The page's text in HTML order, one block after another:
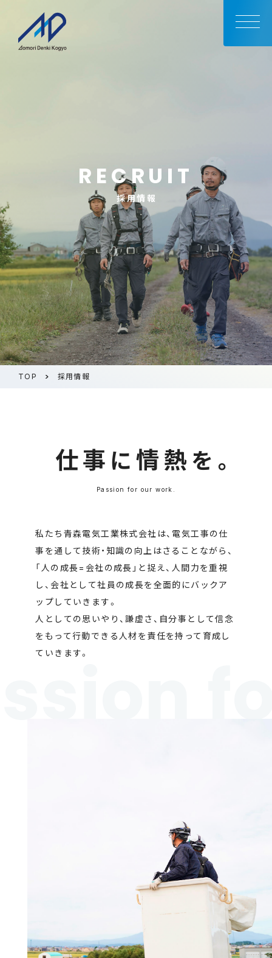
RECRUIT
採用情報
TOP 採用情報
仕事 に情熱 を。
Passion for our work.
私たち青森電気工業株式会社は、電気工事の仕
事を通して技術・知識の向上はさることながら、
「人の成長=会社の成長」と捉え、人間力を重視
し、会社として社員の成長を全面的にバックア
ップしていきます。
人としての思いやり、謙虚さ、自分事として信念
をもって行動できる人材を責任を持って育成し
ていきます。